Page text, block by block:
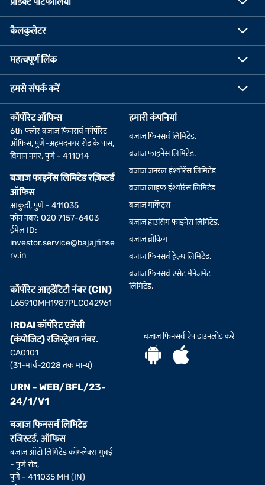
कैलकुलेटर
महत्वपूर्ण लिंक
हमसे संपर्क करें
कॉर्पोरेट ऑफिस
6th फ्लोर बजाज फिनसर्व कॉर्पोरेट
ऑफिस, पुणे-अहमदनगर रोड के पास,
विमान नगर, पुणे - 411014
बजाज फाइनेंस लिमिटेड रज़िस्टर्ड
ऑफिस
आकुर्डी, पुणे - 411035
फोन नंबर: 020 7157-6403
ईमेल ID:
investor.service@bajajfinse
rv.in
कॉर्पोरेट आइडेंटिटी नंबर (CIN)
L65910MH1987PLC042961
IRDAI कॉर्पोरेट एजेंसी
(कंपोजिट) रजिस्ट्रेशन नंबर.
CA0101
(31-मार्च-2028 तक मान्य)
URN - WEB/BFL/23-
24/1/V1
बजाज फिनसर्व लिमिटेड
रजिस्टर्ड. ऑफिस
बजाज ऑटो लिमिटेड कॉम्प्लेक्स मुंबई
- पुणे रोड,
पुणे - 411035 MH (IN)
हमारी कंपनियां
बजाज फिनसर्व लिमिटेड.
बजाज फाइनेंस लिमिटेड.
बजाज जनरल इंश्योरेंस लिमिटेड
बजाज लाइफ इंश्योरेंस लिमिटेड
बजाज मार्केट्स
बजाज हाउसिंग फाइनेंस लिमिटेड.
बजाज ब्रोकिंग
बजाज फिनसर्व हेल्थ लिमिटेड.
बजाज फिनसर्व एसेट मैनेजमेंट
लिमिटेड.
बजाज फिनसर्व ऐप डाउनलोड करें